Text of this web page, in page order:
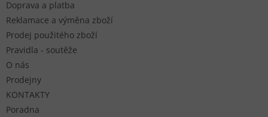
Doprava a platba
Reklamace a výměna zboží
Prodej použitého zboží
Pravidla - soutěže
O nás
Prodejny
KONTAKTY
Poradna